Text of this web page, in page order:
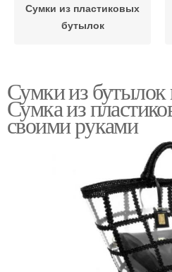
Сумки из пластиковых
бутылок
Пляжная сумка
Сумки из бутылок
Сумка из
своими руками